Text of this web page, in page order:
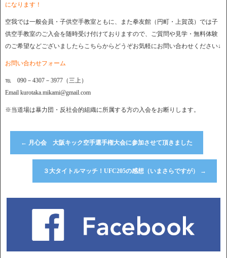
になります！
空我では一般会員・子供空手教室ともに、また拳友館（円町・上賀茂）では子
供空手教室のご入会を随時受け付けておりますので、ご質問や見学・無料体験
のご希望などございましたらこちらからどうぞお気軽にお問い合わせください↓
お問い合わせフォーム
℡ 090－4307－3977（三上）
Email kurotaka.mikami@gmail.com
※当道場は暴力団・反社会的組織に所属する方の入会をお断りします。
← 月心会 大阪キック空手選手権大会に参加させて頂きました
３大タイトルマッチ！UFC205の感想（いまさらですが） →